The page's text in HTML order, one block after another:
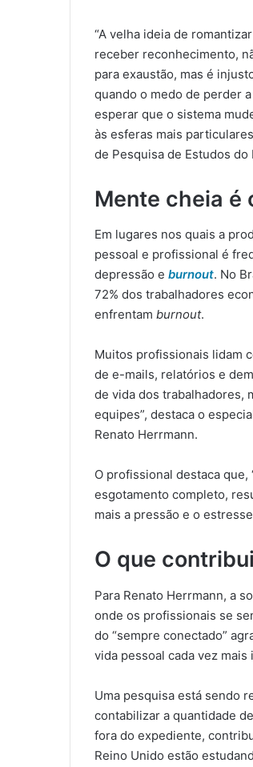
“A velha ideia de
receber reconhecimento,
para exaustão, mas é
quando o medo de perder
esperar que o sistema
às esferas mais
de Pesquisa de Estudos
Mente cheia é
Em lugares nos quais a
pessoal e profissional é
depressão e burnout. No
72% dos trabalhadores
enfrentam burnout.
Muitos profissionais lidam
de e-mails, relatórios e
de vida dos trabalhadores,
equipes”, destaca o
Renato Herrmann.
O profissional destaca que,
esgotamento completo,
mais a pressão e o
O que
Para Renato Herrmann, a
onde os profissionais se
do “sempre conectado”
vida pessoal cada vez mais
Uma pesquisa está sendo
contabilizar a quantidade
fora do expediente,
Reino Unido estão